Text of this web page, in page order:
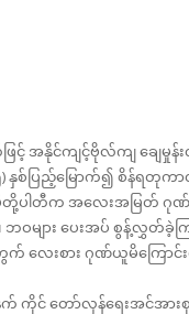
အနိုင်ကျင့်ဗိုလ်ကျ ချေမှုန်
နှစ်ပြည့်မြောက်၍ စိန်ရတုက
မိတို့ပါတီက အလေးအမြတ် ဂု
များ ပေးအပ် စွန့်လွှတ်ခဲ့က
လေးစား ဂုဏ်ယူမိကြောင်
ကိုင် တော်လှန်ရေးအင်အားစု